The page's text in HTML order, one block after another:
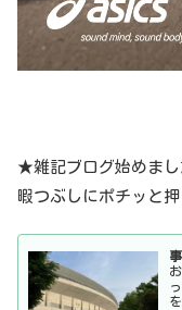
★雑記ブログ始めまし
暇つぶしにポチッと